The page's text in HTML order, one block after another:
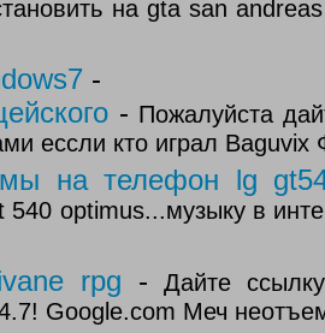
на gta san
-
- Пожалуйста
ессли кто играл
на телефон lg
optimus...музыку в
rpg -Дайте
Google.com Меч